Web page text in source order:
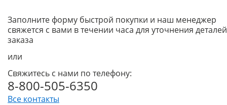
Заполните форму быстрой покупки и наш менеджер
свяжется с вами в течении часа для уточнения деталей
заказа
или
Свяжитесь с нами по телефону:
8-800-505-6350
Все контакты